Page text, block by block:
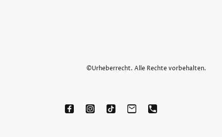
©Urheberrecht. Alle Rechte vorbehalten.